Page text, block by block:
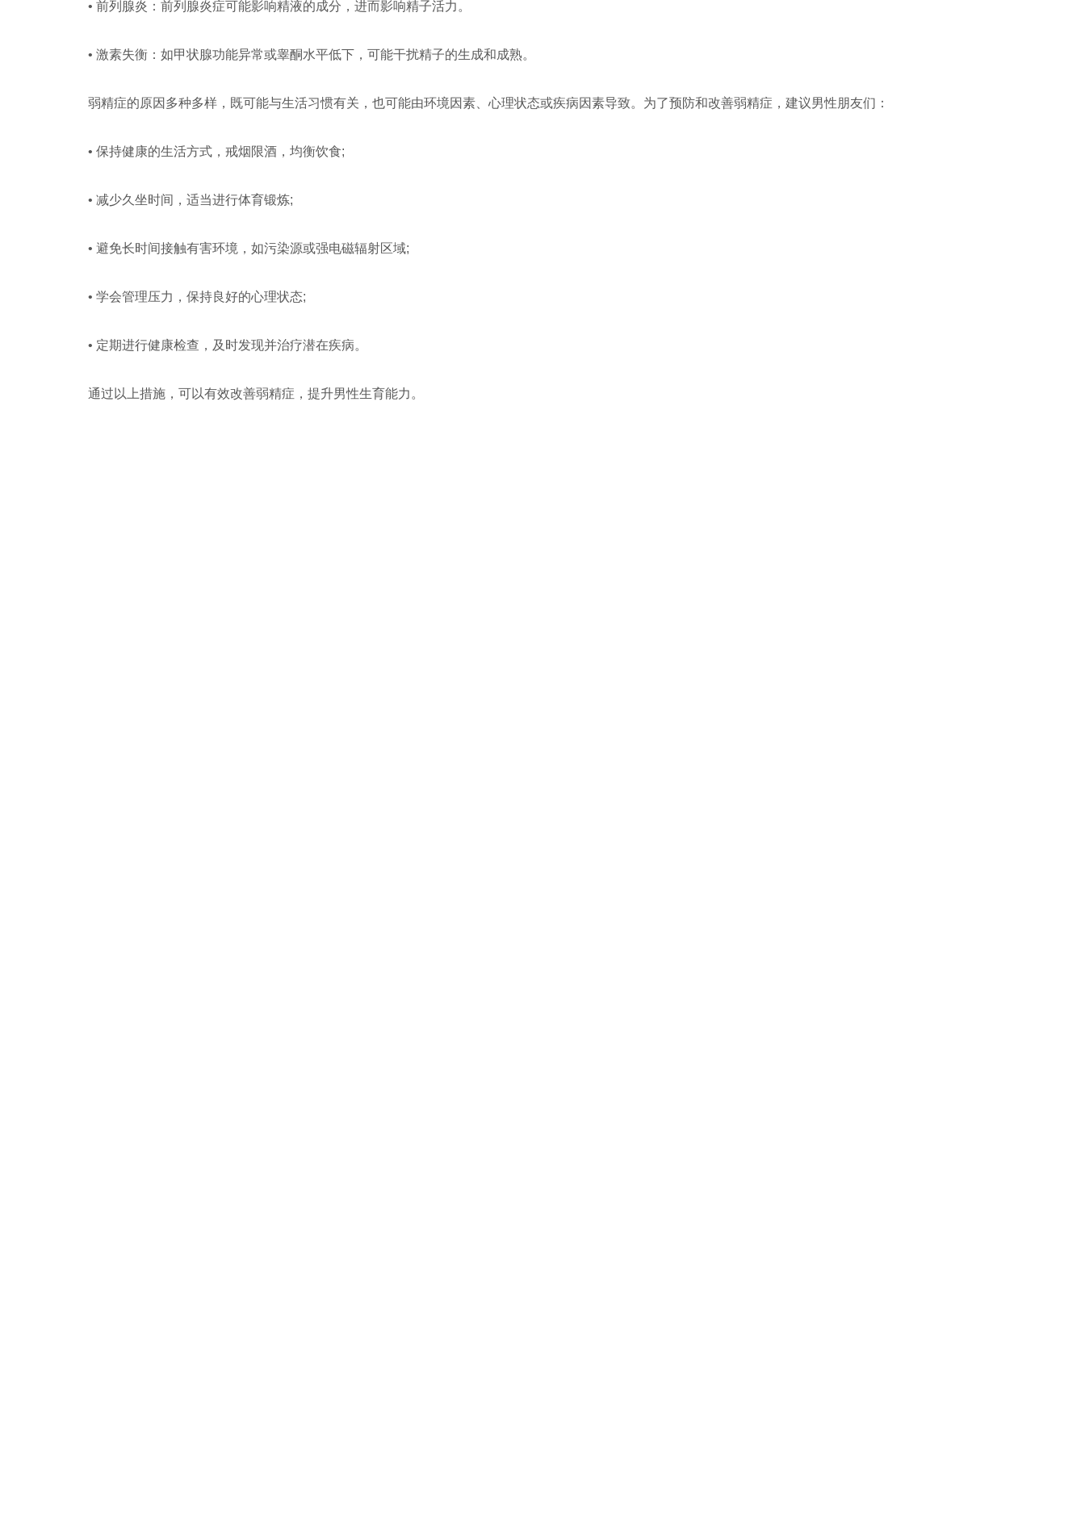
• 前列腺炎：前列腺炎症可能影响精液的成分，进而影响精子活力。
• 激素失衡：如甲状腺功能异常或睾酮水平低下，可能干扰精子的生成和成熟。
弱精症的原因多种多样，既可能与生活习惯有关，也可能由环境因素、心理状态或疾病因素导致。为了预防和改善弱精症，建议男性朋友们：
• 保持健康的生活方式，戒烟限酒，均衡饮食;
• 减少久坐时间，适当进行体育锻炼;
• 避免长时间接触有害环境，如污染源或强电磁辐射区域;
• 学会管理压力，保持良好的心理状态;
• 定期进行健康检查，及时发现并治疗潜在疾病。
通过以上措施，可以有效改善弱精症，提升男性生育能力。